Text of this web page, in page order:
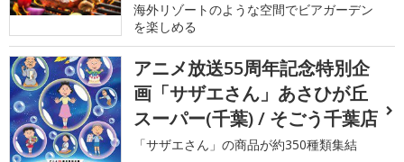
海外リゾートのような空間でビアガーデン
を楽しめる
アニメ放送55周年記念特別企
画「サザエさん」あさひが丘
スーパー(千葉) / そごう千葉店
「サザエさん」の商品が約350種類集結